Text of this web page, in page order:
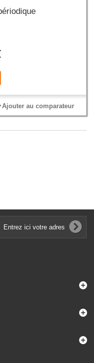
Ajouter au comparateur